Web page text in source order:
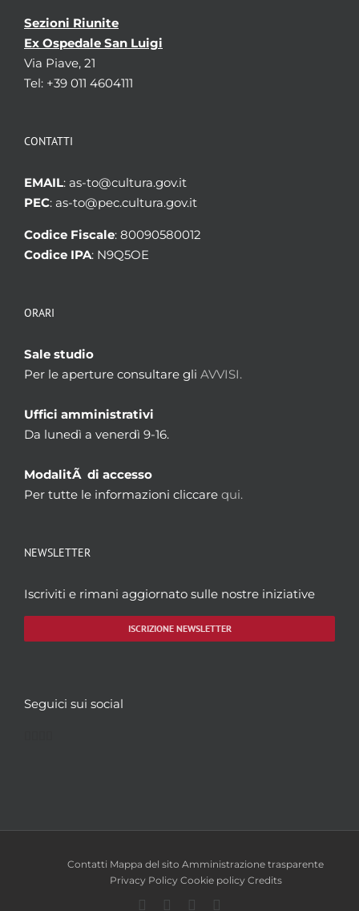
Sezioni Riunite
Ex Ospedale San Luigi
Via Piave, 21
Tel: +39 011 4604111
CONTATTI
EMAIL: as-to@cultura.gov.it
PEC: as-to@pec.cultura.gov.it
Codice Fiscale: 80090580012
Codice IPA: N9Q5OE
ORARI
Sale studio
Per le aperture consultare gli AVVISI.
Uffici amministrativi
Da lunedì a venerdì 9-16.
ModalitÃ di accesso
Per tutte le informazioni cliccare qui.
NEWSLETTER
Iscriviti e rimani aggiornato sulle nostre iniziative
ISCRIZIONE NEWSLETTER
Seguici sui social
Contatti Mappa del sito Amministrazione trasparente
Privacy Policy Cookie policy Credits
Facebook
TwitterYouTube